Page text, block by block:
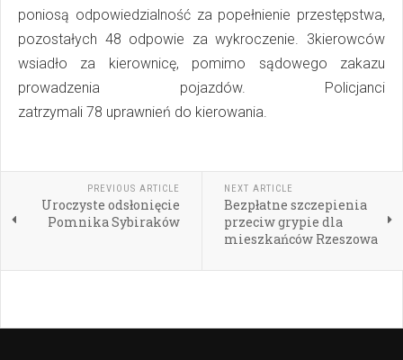
poniosą odpowiedzialność za popełnienie przestępstwa,
pozostałych 48 odpowie za wykroczenie. 3kierowców
wsiadło za kierownicę, pomimo sądowego zakazu
prowadzenia pojazdów. Policjanci
zatrzymali 78 uprawnień do kierowania.
PREVIOUS ARTICLE
Uroczyste odsłonięcie
Pomnika Sybiraków
NEXT ARTICLE
Bezpłatne szczepienia
przeciw grypie dla
mieszkańców Rzeszowa